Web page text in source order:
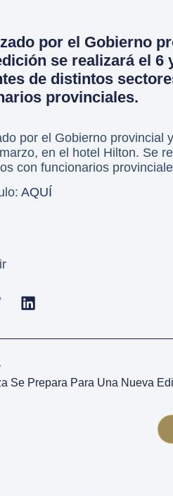
por el Gobierno
se realizará el 6
de distintos
provinciales.
por el Gobierno provincial
en el hotel Hilton. Se
con funcionarios
AQUÍ